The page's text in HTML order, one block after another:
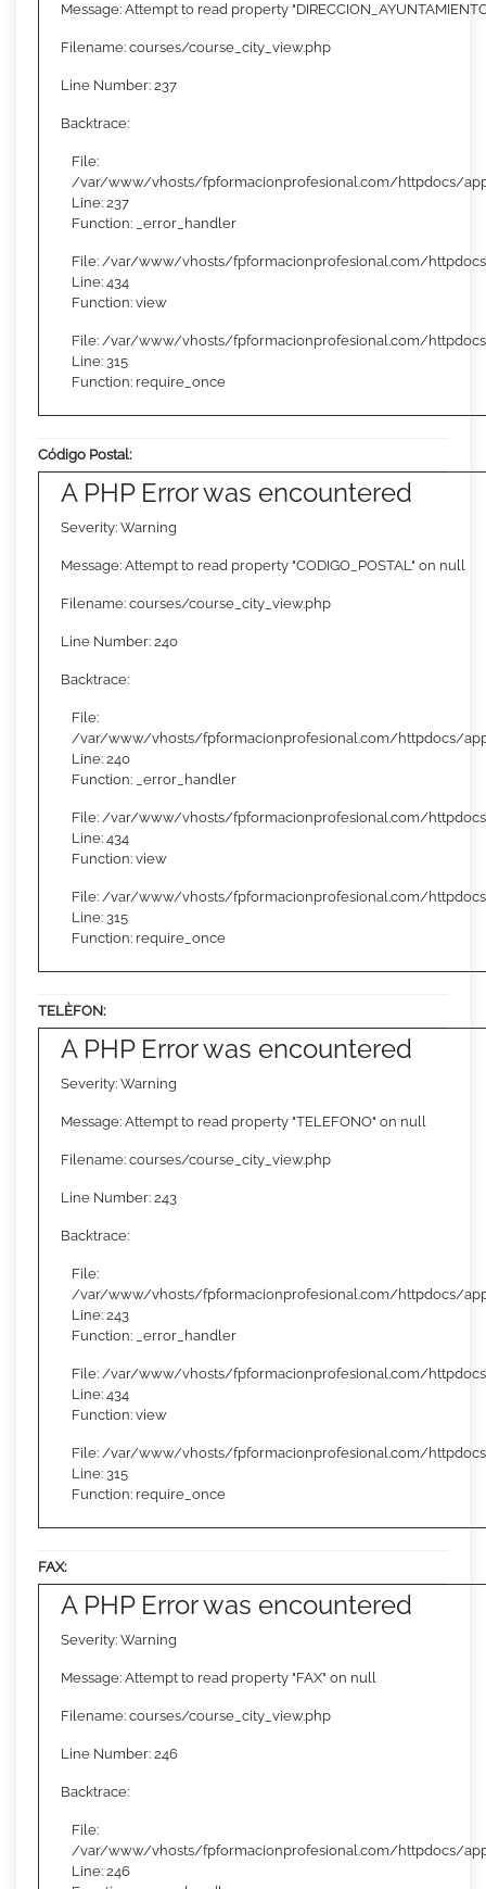
Message: Attempt to read property
Filename: courses/course_city_view.php
Line Number: 237
Backtrace:
File:
/var/www/vhosts/fpformacionprofesional.com/httpdocs/
Line: 237
Function: _error_handler
File: /var/www/vhosts/fpformacionprofesional.com/
Line: 434
Function: view
File: /var/www/vhosts/fpformacionprofesional.com/
Line: 315
Function: require_once
Código Postal:
A PHP Error was encountered
Severity: Warning
Message: Attempt to read property "CODIGO_POSTAL" on null
Filename: courses/course_city_view.php
Line Number: 240
Backtrace:
File:
/var/www/vhosts/fpformacionprofesional.com/httpdocs/
Line: 240
Function: _error_handler
File: /var/www/vhosts/fpformacionprofesional.com/
Line: 434
Function: view
File: /var/www/vhosts/fpformacionprofesional.com/
Line: 315
Function: require_once
TELÈFON:
A PHP Error was encountered
Severity: Warning
Message: Attempt to read property "TELEFONO" on null
Filename: courses/course_city_view.php
Line Number: 243
Backtrace:
File:
/var/www/vhosts/fpformacionprofesional.com/httpdocs/
Line: 243
Function: _error_handler
File: /var/www/vhosts/fpformacionprofesional.com/
Line: 434
Function: view
File: /var/www/vhosts/fpformacionprofesional.com/
Line: 315
Function: require_once
FAX:
A PHP Error was encountered
Severity: Warning
Message: Attempt to read property "FAX" on null
Filename: courses/course_city_view.php
Line Number: 246
Backtrace:
File:
/var/www/vhosts/fpformacionprofesional.com/httpdocs/
Line: 246